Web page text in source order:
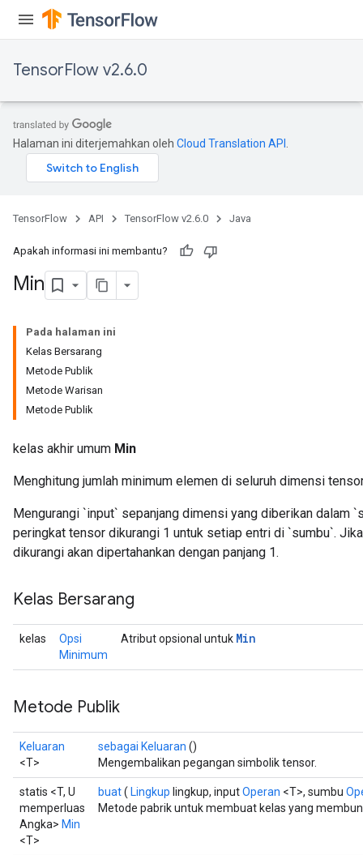
TensorFlow v2.6.0
Halaman ini diterjemahkan oleh Cloud Translation API
TensorFlow API TensorFlow v2.6.0 Java
Apakah informasi ini membantu?
Min
Pada halaman ini
Kelas Bersarang
Metode Publik
Metode Warisan
Metode Publik
kelas akhir umum Min
Menghitung jumlah minimum elemen di seluruh dimensi
Mengurangi `input` sepanjang dimensi yang diberikan dalam
peringkat tensor dikurangi 1 untuk setiap entri di `sumbu`.
dikurangi akan dipertahankan dengan panjang 1.
Kelas Bersarang
kelas
Opsi
Minimum
Atribut opsional untuk Min
Metode Publik
Keluaran
<T>
sebagai Keluaran ()
Mengembalikan pegangan simbolik tensor.
statis <T, U
memperluas
Angka> Min
<T>
buat( Lingkup lingkup, inputOperan <T>, sumbu
Metode pabrik untuk membuat kelas yang